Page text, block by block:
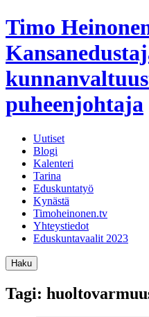
Timo
puheenjohtaja
Uutiset
Blogi
Kalenteri
Tarina
Eduskuntatyö
Kynästä
Timoheinonen.tv
Yhteystiedot
Eduskuntavaalit 2023
Haku
Tagi: